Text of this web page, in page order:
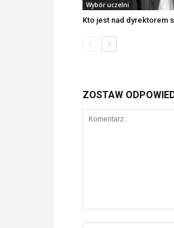
Wybór uczelni
Kto jest nad dyrektorem
ZOSTAW